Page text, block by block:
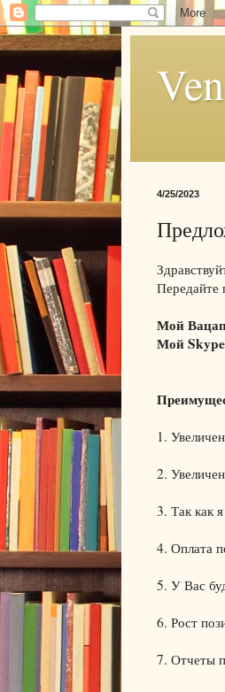
4/25/2023
Передайте
Мой
Мой
1.
2.
3. Так как
4. Оплата
5. У Вас
6. Рост
7. Отчеты